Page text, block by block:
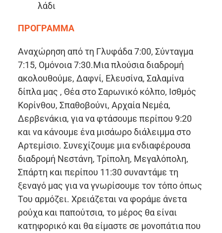
λάδι
ΠΡΟΓΡΑΜΜΑ
Αναχώρηση από τη Γλυφάδα 7:00, Σύνταγμα
7:15, Ομόνοια 7:30.Μια πλούσια διαδρομή
ακολουθούμε, Δαφνί, Ελευσίνα, Σαλαμίνα
δίπλα μας , Θέα στο Σαρωνικό κόλπο, Ισθμός
Κορίνθου, Σπαθοβούνι, Αρχαία Νεμέα,
Δερβενάκια, για να φτάσουμε περίπου 9:20
και να κάνουμε ένα μισάωρο διάλειμμα στο
Αρτεμίσιο. Συνεχίζουμε μια ενδιαφέρουσα
διαδρομή Νεστάνη, Τρίπολη, Μεγαλόπολη,
Σπάρτη και περίπου 11:30 συναντάμε τη
ξεναγό μας για να γνωρίσουμε τον τόπο όπως
Του αρμόζει. Χρειάζεται να φοράμε άνετα
ρούχα και παπούτσια, το μέρος θα είναι
κατηφορικό και θα είμαστε σε μονοπάτια που